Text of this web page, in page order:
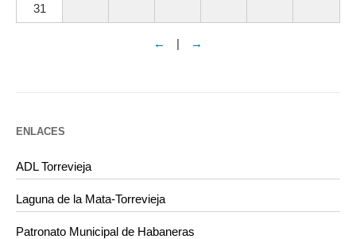
31
← | →
ENLACES
ADL Torrevieja
Laguna de la Mata-Torrevieja
Patronato Municipal de Habaneras